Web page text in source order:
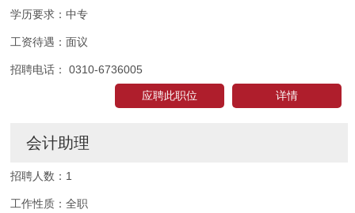
学历要求：中专
工资待遇：面议
招聘电话： 0310-6736005
详情
应聘此职位
会计助理
招聘人数： 1
工作性质：全职